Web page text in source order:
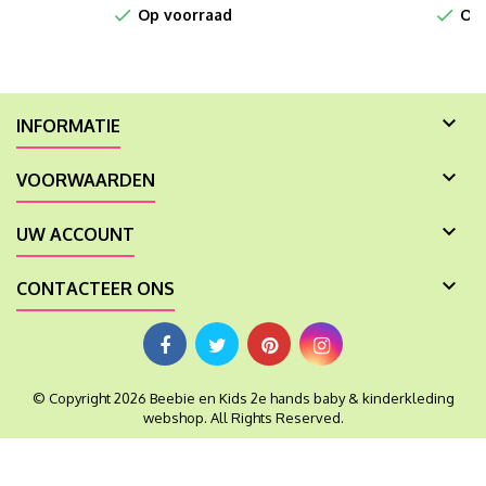
 Op voorraad 
INFORMATIE 
VOORWAARDEN 
UW ACCOUNT 
CONTACTEER ONS 
© Copyright 2026 Beebie en Kids 2e hands baby & kinderkleding
webshop. All Rights Reserved.